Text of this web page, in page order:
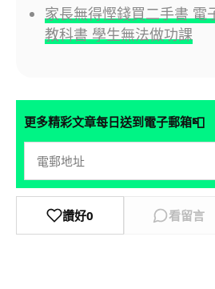
家長無得慳錢買二手書 電
教科書 學生無法做功課
更多精彩文章每日送到電子郵箱📮
讚好0 看留言